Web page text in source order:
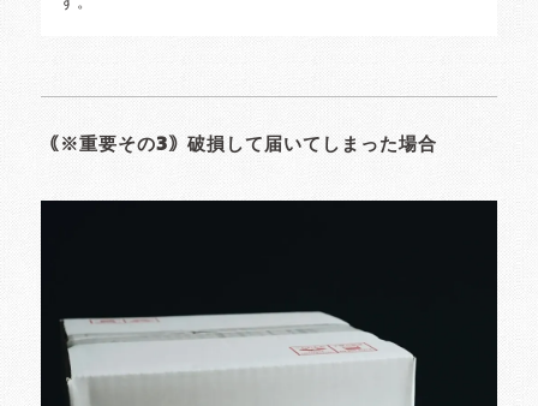
｟※重要その3｠破損して届いてしまった場合